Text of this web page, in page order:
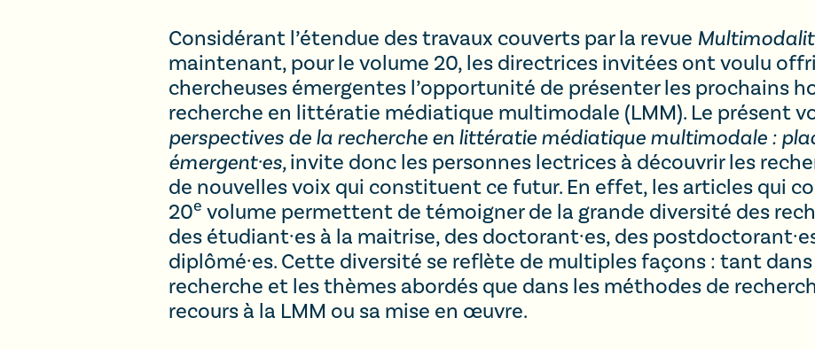
Considérant l’étendue des travaux couverts par la revue
maintenant, pour le volume 20, les directrices invitées ont voulu
chercheuses émergentes l’opportunité de présenter les prochains
recherche en littératie médiatique multimodale (LMM). Le présent
perspectives de la recherche en littératie médiatique multimodale :
émergent·es,invite donc les personnes lectrices à découvrir les
de nouvelles voix qui constituent ce futur. En effet, les articles qui
20e volume permettent de témoigner de la grande diversité des
des étudiant·es à la maitrise, des doctorant·es, des
diplômé·es. Cette diversité se reflète de multiples façons : tant
recherche et les thèmes abordés que dans les méthodes de
recours à la LMM ou sa mise en œuvre.